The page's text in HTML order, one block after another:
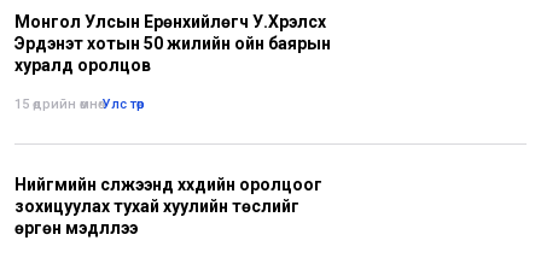
Монгол Улсын Ерөнхийлөгч У.Хүрэлсүх
Эрдэнэт хотын 50 жилийн ойн баярын
хуралд оролцов
15 өдрийн өмнө•Улс төр
Нийгмийн сүлжээнд хүүхдийн оролцоог
зохицуулах тухай хуулийн төслийг
өргөн мэдүүллээ